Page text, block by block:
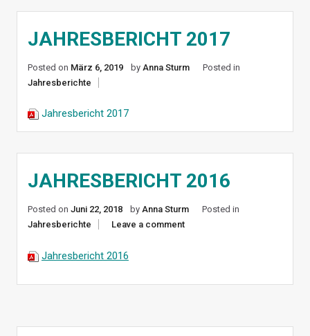
JAHRESBERICHT 2017
Posted on März 6, 2019 by Anna Sturm
Posted in
Jahresberichte
Jahresbericht 2017
JAHRESBERICHT 2016
Posted on Juni 22, 2018 by Anna Sturm
Posted in
Jahresberichte
Leave a comment
Jahresbericht 2016